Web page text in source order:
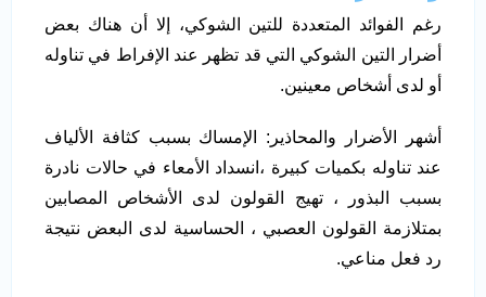
رغم الفوائد المتعددة للتين الشوكي، إلا أن هناك بعض
أضرار التين الشوكي التي قد تظهر عند الإفراط في تناوله
أو لدى أشخاص معينين.
أشهر الأضرار والمحاذير: الإمساك بسبب كثافة الألياف
عند تناوله بكميات كبيرة ،انسداد الأمعاء في حالات نادرة
بسبب البذور ، تهيج القولون لدى الأشخاص المصابين
بمتلازمة القولون العصبي ، الحساسية لدى البعض نتيجة
رد فعل مناعي.